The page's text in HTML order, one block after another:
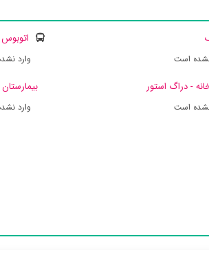
است وارد
- دراگ استور
است وارد